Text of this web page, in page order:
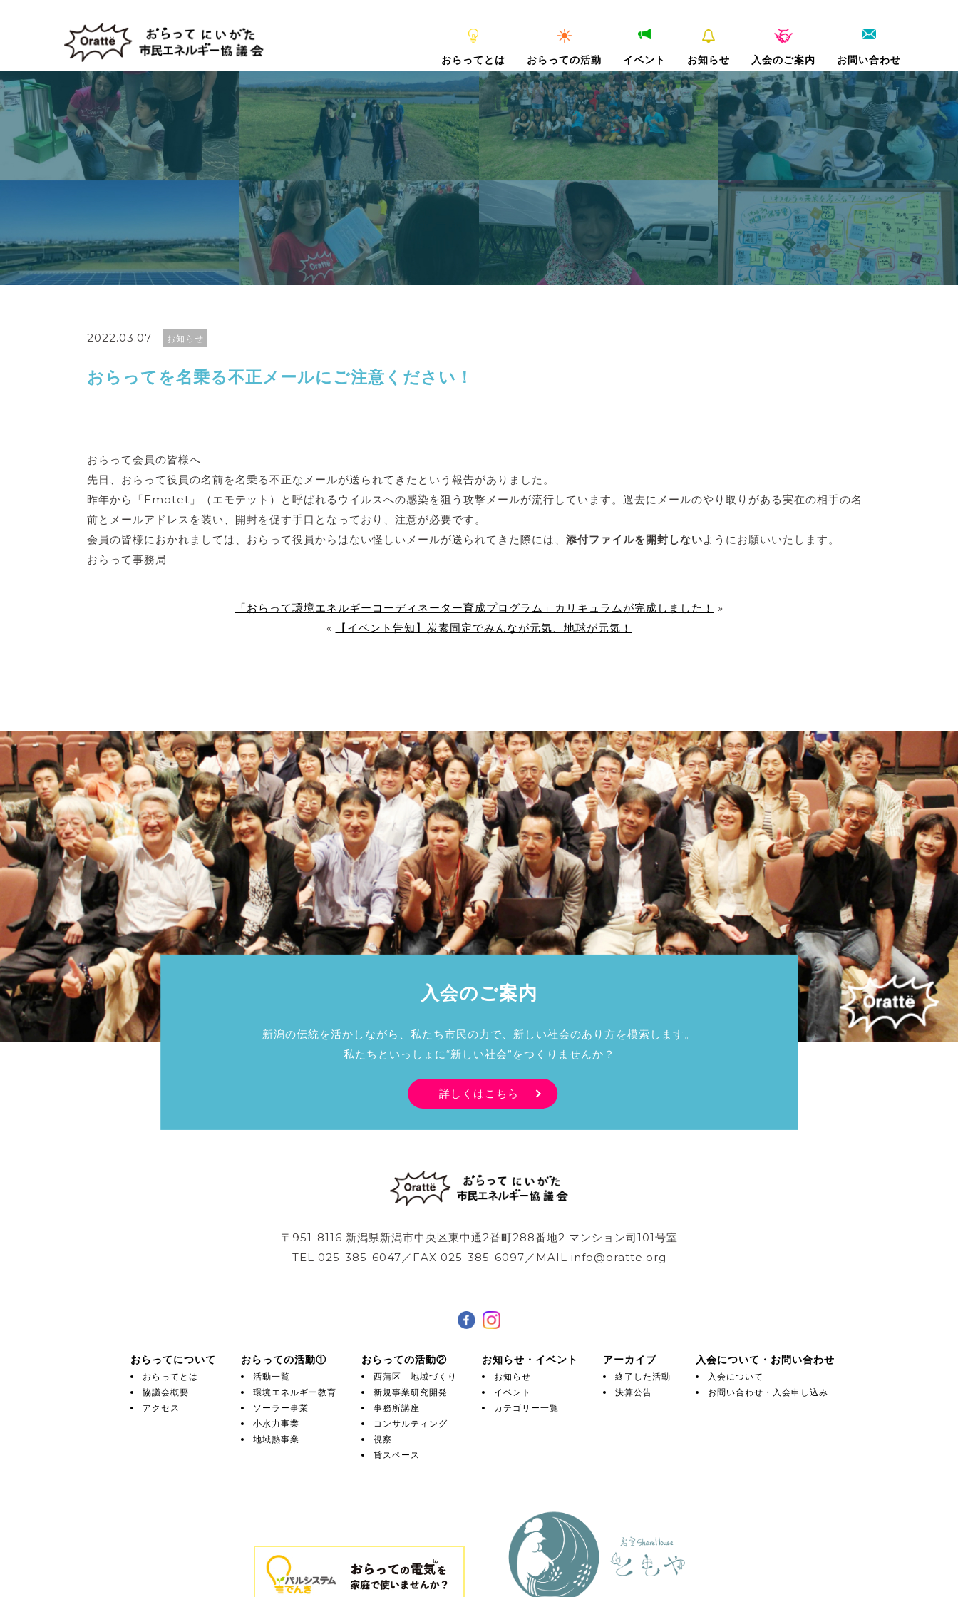
おらってとは おらっての活動 イベント お知らせ 入会のご案内 お問い合わせ
2022.03.07 お知らせ
おらってを名乗る不正メールにご注意ください！
おらって会員の皆様へ
先日、おらって役員の名前を名乗る不正なメールが送られてきたという報告がありました。
昨年から「Emotet」（エモテット）と呼ばれるウイルスへの感染を狙う攻撃メールが流行しています。過去にメールのやり取りがある実在の相手の名
前とメールアドレスを装い、開封を促す手口となっており、注意が必要です。
会員の皆様におかれましては、おらって役員からはない怪しいメールが送られてきた際には、 添付ファイルを開封しないようにお願いいたします。
おらって事務局
「おらって環境エネルギーコーディネーター育成プログラム」カリキュラムが完成しました！
»
«
【イベント告知】炭素固定でみんなが元気、地球が元気！
入会のご案内
新潟の伝統を活かしながら、私たち市民の力で、新しい社会のあり方を模索します。
私たちといっしょに“新しい社会”をつくりませんか？
詳しくはこちら
〒951-8116 新潟県新潟市中央区東中通2番町288番地2 マンション司101号室
TEL 025-385-6047／FAX 025-385-6097／MAIL info@oratte.org
おらってについて
おらってとは
協議会概要
アクセス
おらっての活動①
活動一覧
環境エネルギー教育
ソーラー事業
小水力事業
地域熱事業
おらっての活動②
西蒲区 地域づくり
新規事業研究開発
事務所講座
コンサルティング
視察
貸スペース
お知らせ・イベント
お知らせ
イベント
カテゴリー一覧
アーカイブ
終了した活動
決算公告
入会について・お問い合わせ
入会について
お問い合わせ・入会申し込み